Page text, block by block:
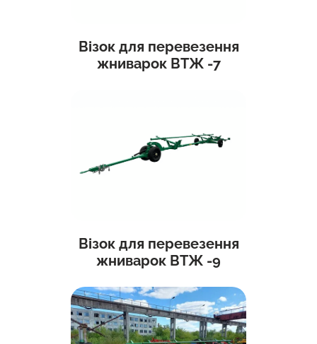
Візок для перевезення
жниварок ВТЖ -7
Візок для перевезення
жниварок ВТЖ -9